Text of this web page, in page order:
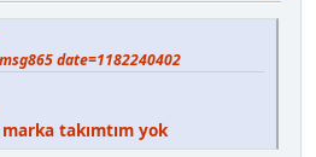
date=1182240402
takımtım yok